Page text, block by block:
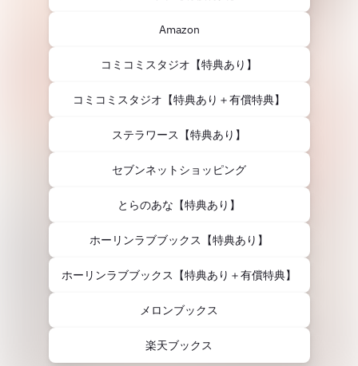
Amazon
コミコミスタジオ【特典あり】
コミコミスタジオ【特典あり＋有償特典】
ステラワース【特典あり】
セブンネットショッピング
とらのあな【特典あり】
ホーリンラブブックス【特典あり】
ホーリンラブブックス【特典あり＋有償特典】
メロンブックス
楽天ブックス